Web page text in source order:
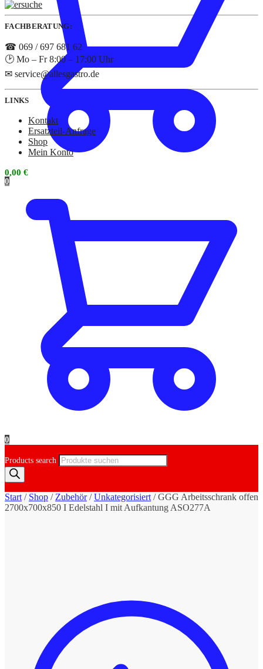
0
FACHBERATUNG:
☎ 069 / 697 681 62
🕑 Mo – Fr 8:00 – 17:00 Uhr
✉ service@allesgastro.de
LINKS
Kontakt
Ersatzteil-Anfrage
Shop
Mein Konto
0,00 €
0
Products search
Start / Shop / Zubehör/Unkategorisiert /GGG Arbeitsschrank offen
2700x700x850 I Edelstahl I mit Aufkantung ASO277A